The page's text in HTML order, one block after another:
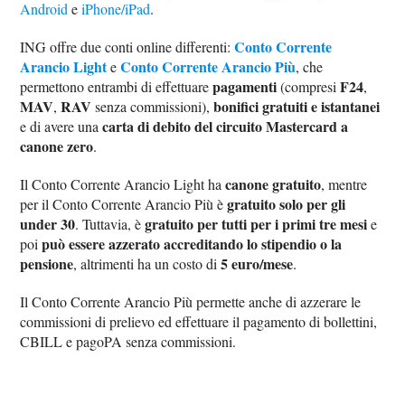
Android eiPhone/iPad.
ING offre due conti online differenti:Conto Corrente
Arancio LighteConto Corrente Arancio Più, che
permettono entrambi di effettuarepagamenti(compresiF24,
MAV,RAV senza commissioni),bonifici gratuiti e istantanei
e di avere unacarta di debito del circuito Mastercard a
canone zero.
Il Conto Corrente Arancio Light hacanone gratuito, mentre
per il Conto Corrente Arancio Più ègratuito solo per gli
under 30. Tuttavia, ègratuito per tutti per i primi tre mesie
poipuò essere azzerato accreditando lo stipendio o la
pensione, altrimenti ha un costo di5 euro/mese.
Il Conto Corrente Arancio Più permette anche di azzerare le
commissioni di prelievo ed effettuare il pagamento di bollettini,
CBILL e pagoPA senza commissioni.